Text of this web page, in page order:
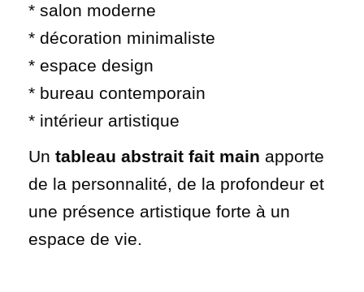
* salon moderne
* décoration minimaliste
* espace design
* bureau contemporain
* intérieur artistique
Un tableau abstrait fait main apporte
de la personnalité, de la profondeur et
une présence artistique forte à un
espace de vie.